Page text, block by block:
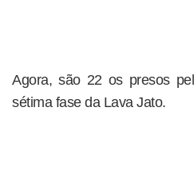
Agora, são 22 os presos
sétima fase da Lava Jato.